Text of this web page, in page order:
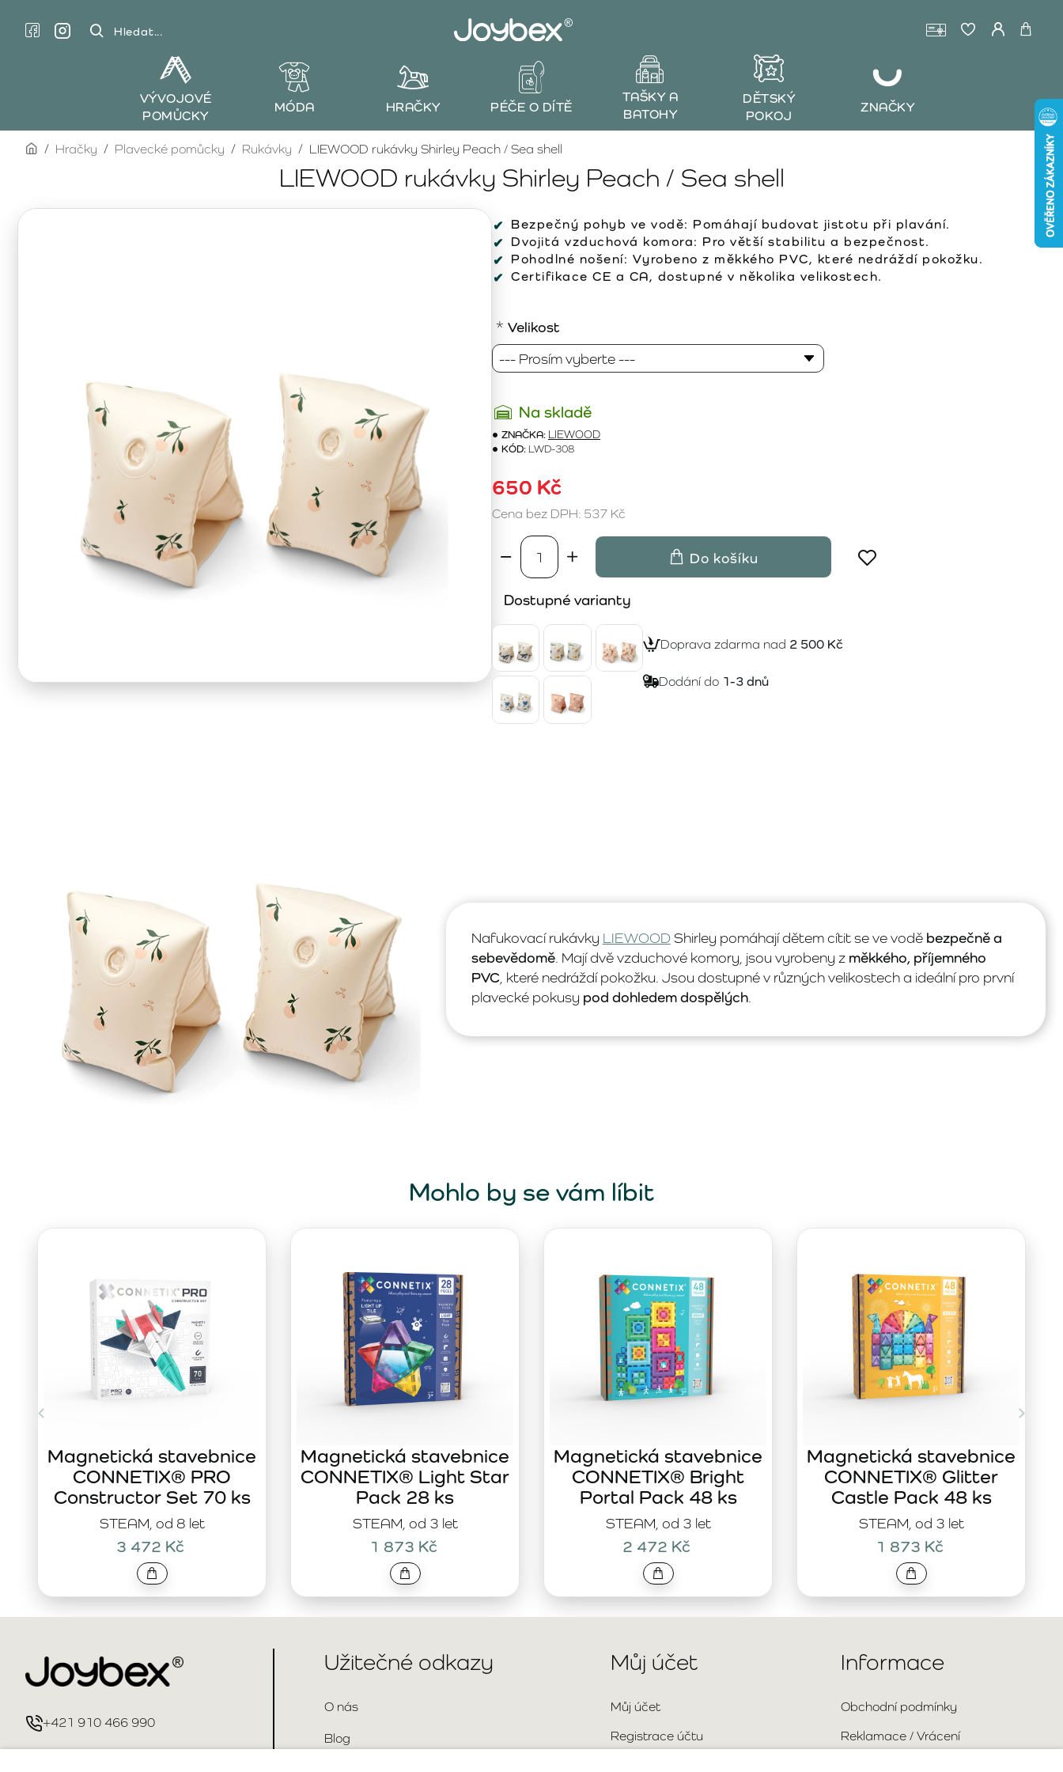
Hledat...
VÝVOJOVÉ
POMŮCKY
MÓDA HRAČKY PÉČE O DÍTĚ
TAŠKY A
BATOHY
DĚTSKÝ
POKOJ
ZNAČKY
LIEWOOD rukávky Shirley Peach / Sea shell
homeHračky Plavecké pomůcky Rukávky LIEWOOD rukávky Shirley Peach / Sea shell
Bezpečný pohyb ve vodě: Pomáhají budovat jistotu při plavání.
Dvojitá vzduchová komora: Pro větší stabilitu a bezpečnost.
Pohodlné nošení: Vyrobeno z měkkého PVC, které nedráždí pokožku.
Certifikace CE a CA, dostupné v několika velikostech.
Na skladě
ZNAČKA: LIEWOOD
KÓD: LWD-308
650 Kč
Cena bez DPH: 537 Kč
Velikost
Do košíku
Dostupné varianty
Doprava zdarma nad 2 500 Kč
Dodání do 1-3 dnů
Nafukovací rukávky LIEWOODShirley pomáhají dětem cítit se ve vodě bezpečně a
sebevědomě. Mají dvě vzduchové komory, jsou vyrobeny z měkkého, příjemného
PVC, které nedráždí pokožku. Jsou dostupné v různých velikostech a ideální pro první
plavecké pokusy pod dohledem dospělých.
Mohlo by se vám líbit
STEAM, od 8 let
Magnetická stavebnice
CONNETIX® PRO
Constructor Set 70 ks
3 472 Kč
STEAM, od 3 let
Magnetická stavebnice
CONNETIX® Light Star
Pack 28 ks
1 873 Kč
STEAM, od 3 let
Magnetická stavebnice
CONNETIX® Bright
Portal Pack 48 ks
2 472 Kč
STEAM, od 3 let
Magnetická stavebnice
CONNETIX® Glitter
Castle Pack 48 ks
1 873 Kč
+421 910 466 990
Užitečné odkazy
O nás
Blog
Můj účet
Můj účet
Registrace účtu
Informace
Obchodní podmínky
Reklamace / Vrácení